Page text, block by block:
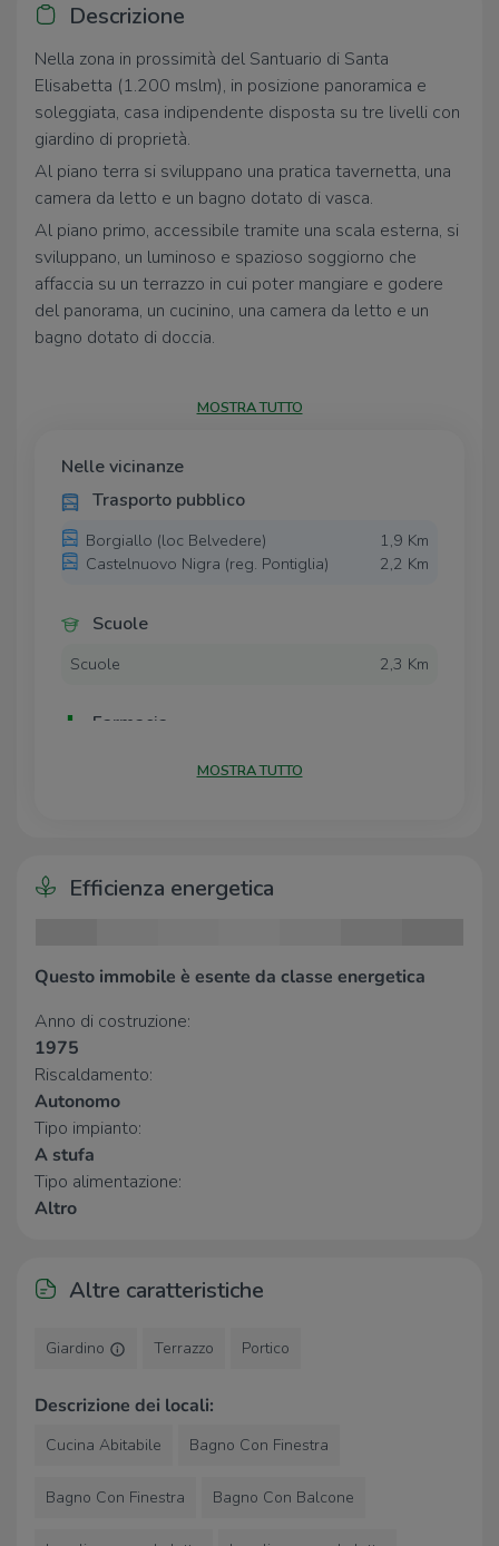
Descrizione
Nella zona in prossimità del Santuario di Santa
Elisabetta (1.200 mslm), in posizione panoramica e
soleggiata, casa indipendente disposta su tre livelli con
giardino di proprietà.
Al piano terra si sviluppano una pratica tavernetta, una
camera da letto e un bagno dotato di vasca.
Al piano primo, accessibile tramite una scala esterna, si
sviluppano, un luminoso e spazioso soggiorno che
affaccia su un terrazzo in cui poter mangiare e godere
del panorama, un cucinino, una camera da letto e un
bagno dotato di doccia.
trovano due camere da letto di cui una dotata di
L'immobile è venduto completamente arredato.
Il giardino privato che circonda l'immobile è di circa mille
metri quadrati.
soluzione unica nel suo genere, a pochi passi dai
principali sentieri naturalistici presenti ed immerso nella
MOSTRA TUTTO
Nelle vicinanze
Trasporto pubblico
Borgiallo (loc Belvedere)
1,9 Km
Castelnuovo Nigra (reg. Pontiglia)
2,2 Km
Scuole
Scuole 2,3 Km
Farmacia
Ristoranti
MOSTRA TUTTO
Efficienza energetica
Questo immobile è esente da classe energetica
Anno di costruzione:
1975
Riscaldamento:
Autonomo
Tipo impianto:
A stufa
Tipo alimentazione:
Altro
Altre caratteristiche
Giardino Terrazzo Portico
Descrizione dei locali:
Cucina Abitabile Bagno Con Finestra
Bagno Con Finestra Bagno Con Balcone